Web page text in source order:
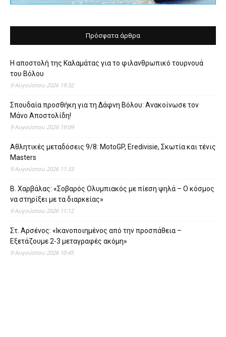
Πρόσφατα άρθρα
Η αποστολή της Καλαμάτας για το φιλανθρωπικό τουρνουά
του Βόλου
9 Αυγούστου 2026 19:32
Σπουδαία προσθήκη για τη Δάφνη Βόλου: Ανακοίνωσε τον
Μάνο Αποστολίδη!
9 Αυγούστου 2026 19:09
Αθλητικές μεταδόσεις 9/8: MotoGP, Eredivisie, Σκωτία και τένις
Masters
9 Αυγούστου 2026 11:33
Β. Χαρβάλας: «Σοβαρός Ολυμπιακός με πίεση ψηλά – Ο κόσμος
να στηρίξει με τα διαρκείας»
9 Αυγούστου 2026 11:12
Στ. Αρσένος: «Ικανοποιημένος από την προσπάθεια –
Εξετάζουμε 2-3 μεταγραφές ακόμη»
9 Αυγούστου 2026 10:45